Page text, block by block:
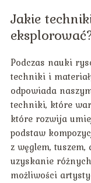
Jakie
Podczas nauki
techniki i
odpowiada
techniki, które
które rozwija
podstaw
z węglem,
uzyskanie
możliwości